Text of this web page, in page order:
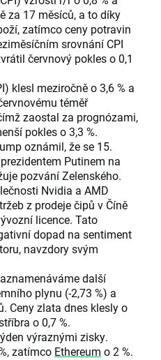
za 17 měsíců, a to díky
zatímco ceny potravin
srovnání CPI
červnový pokles o 0,1
klesl meziročně o 3,6 % a
téměř
zaostal za prognózami,
pokles o 3,3 %.
oznámil, že se 15.
Putinem na
pozvání Zelenského.
Nvidia a AMD
z prodeje čipů v Číně
licence. Tato
dopad na sentiment
navzdory svým
další
plynu (-2,73 %) a
Ceny zlata dnes klesly o
o 0,7 %.
výraznými zisky.
zatímco Ethereum o 2 %.